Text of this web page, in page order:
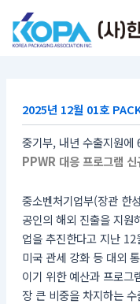
2025년 12월 01호
중기부, 내년 수출지원
PPWR 대응 프로그램
중소벤처기업부(장관 한
공인의 해외 진출을 지
업을 추진한다고 지난
미국 관세 강화 등 대외
이기 위한 예산과 프로그
장 큰 비중을 차지하는